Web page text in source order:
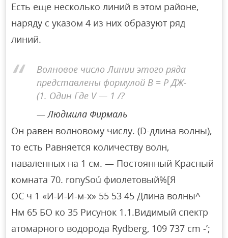
Есть еще несколько линий в этом районе,
наряду с указом 4 из них образуют ряд
линий.
Волновое число Линии этого ряда
представлены формулой В = Р ДЖ-
(1. Один Где V — 1 /?
Людмила Фирмаль
Он равен волновому числу. (D-длина волны),
то есть Равняется количеству волн,
наваленных на 1 см. — Постоянный Красный
комната 70. ronySoú фиолетовый%[Я
ОС ч 1 «И-И-И-м-х» 55 53 45 Длина волны^
Нм 65 БО ко 35 Рисунок 1.1.Видимый спектр
атомарного водорода Rydberg, 109 737 cm -’;